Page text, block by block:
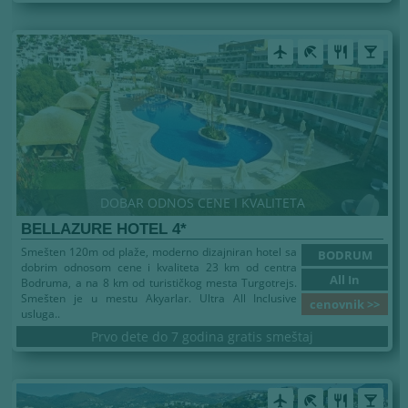
airplanemode_active beach_access restaurant local_bar
DOBAR ODNOS CENE I KVALITETA
BELLAZURE HOTEL 4*
BODRUM
All In
cenovnik >>
Smešten 120m od plaže, moderno dizajniran hotel sa
dobrim odnosom cene i kvaliteta 23 km od centra
Bodruma, a na 8 km od turističkog mesta Turgotrejs.
Smešten je u mestu Akyarlar. Ultra All Inclusive
usluga..
Prvo dete do 7 godina gratis smeštaj
airplanemode_active beach_access restaurant local_bar